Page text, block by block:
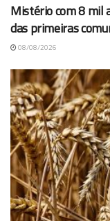
Mistério com 8 mil
das primeiras
08/08/2026